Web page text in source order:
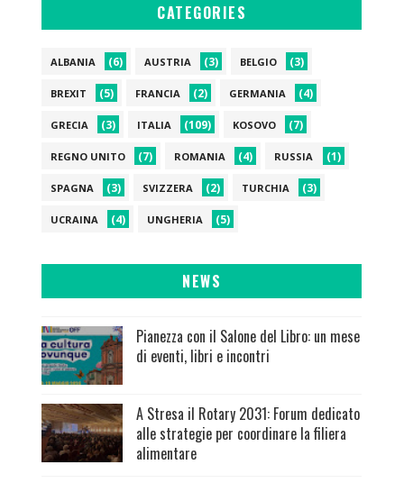
CATEGORIES
ALBANIA (6) AUSTRIA (3) BELGIO (3)
BREXIT (5) FRANCIA (2) GERMANIA (4)
GRECIA (3) ITALIA (109) KOSOVO (7)
REGNO UNITO (7) ROMANIA (4) RUSSIA (1)
SPAGNA (3) SVIZZERA (2) TURCHIA (3)
UCRAINA (4) UNGHERIA (5)
NEWS
Pianezza con il Salone del Libro: un mese
di eventi, libri e incontri
A Stresa il Rotary 2031: Forum dedicato
alle strategie per coordinare la filiera
alimentare